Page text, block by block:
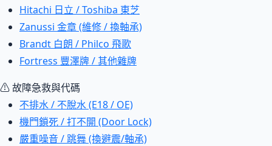
Hitachi 日立 / Toshiba 東芝
Zanussi 金章 (維修 / 換軸承)
Brandt 白朗 / Philco 飛歌
Fortress 豐澤牌 / 其他雜牌
⚠ 故障急救與代碼
不排水 / 不脫水 (E18 / OE)
機門鎖死 / 打不開 (Door Lock)
嚴重噪音 / 跳舞 (換避震/軸承)